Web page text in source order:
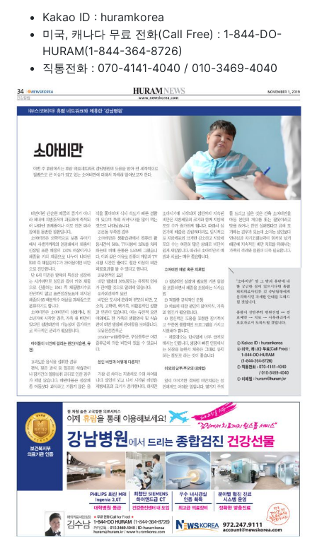
Kakao ID : huramkorea
미국, 캐나다 무료 전화(Call Free) : 1-844-DO-
HURAM(1-844-364-8726)
직통전화 : 070-4141-4040 / 010-3469-4040